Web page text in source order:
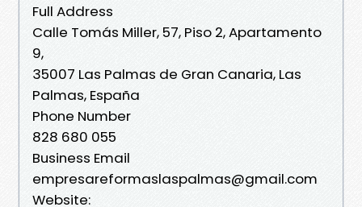
Full Address
Calle Tomás Miller, 57, Piso 2, Apartamento
9,
35007 Las Palmas de Gran Canaria, Las
Palmas, España
Phone Number
828 680 055
Business Email
empresareformaslaspalmas@gmail.com
Website: